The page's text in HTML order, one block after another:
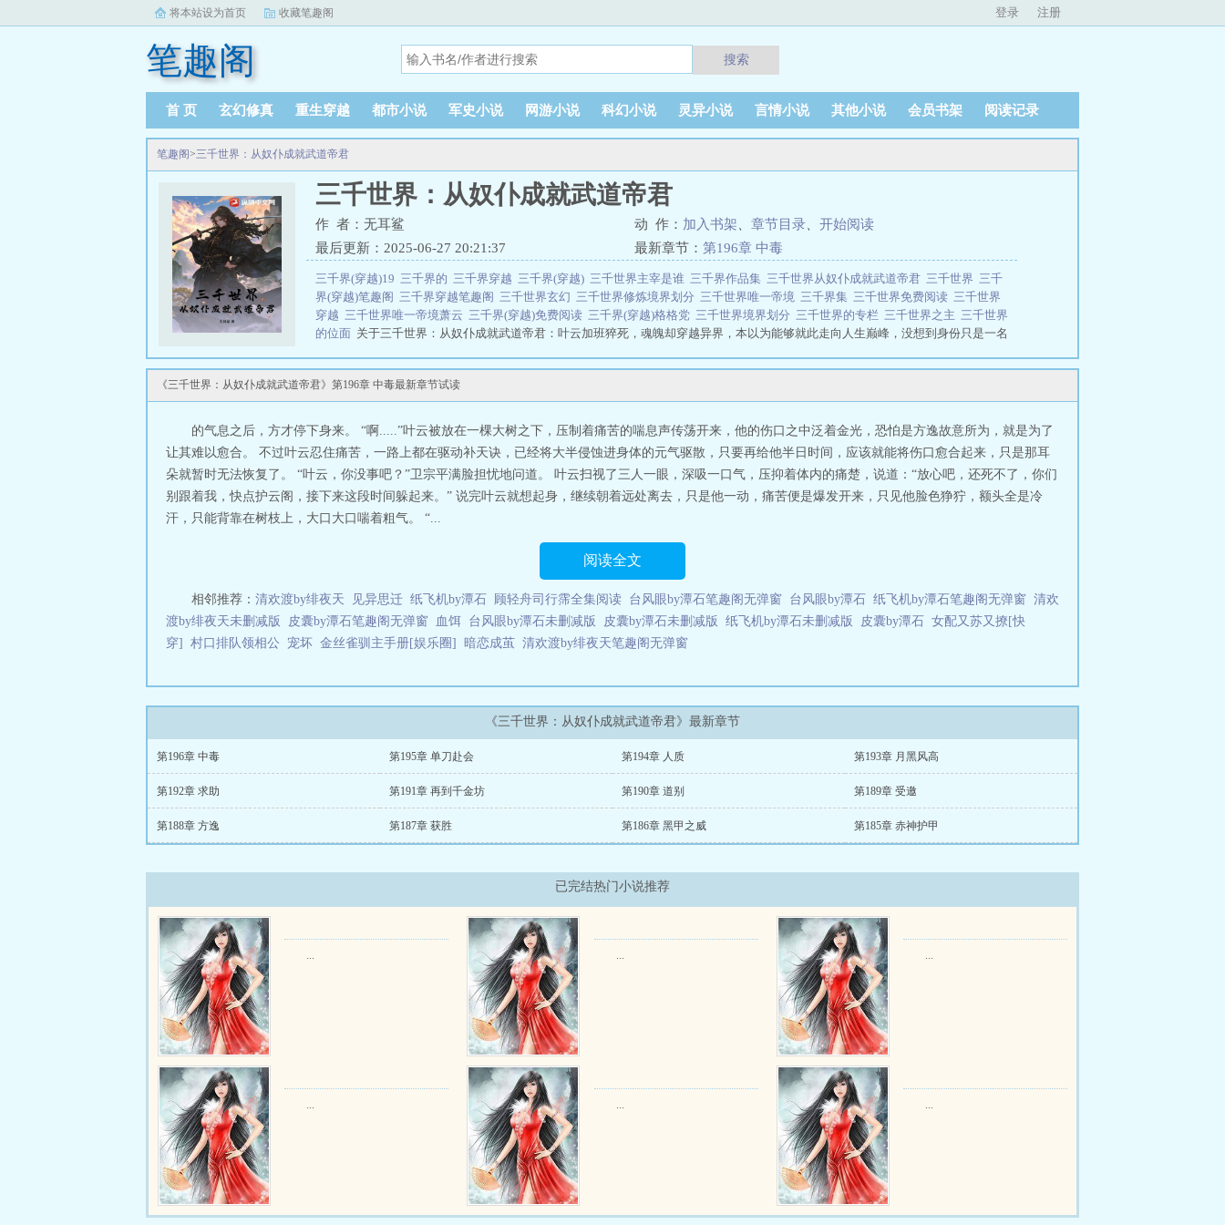
将本站设为首页 收藏笔趣阁 登录 注册
笔趣阁 搜索
首 页 玄幻修真 重生穿越 都市小说 军史小说 网游小说 科幻小说 灵异小说 言情小说 其他小说 会员书架 阅读记录
笔趣阁>三千世界：从奴仆成就武道帝君
三千世界：从奴仆成就武道帝君
作 者：无耳鲨 动 作： 加入书架 章节目录
开始阅读
最后更新：2025-06-27 20:21:37
最新章节： 第196章 中毒
三千界(穿越)19 三千界的 三千界穿越 三千界(穿越) 三千世界主宰是谁 三千界作品集 三千世界从奴仆成就武道帝君 三千世界 三千
界(穿越)笔趣阁 三千界穿越笔趣阁 三千世界玄幻 三千世界修炼境界划分 三千世界唯一帝境 三千界集 三千世界免费阅读 三千世界
穿越 三千世界唯一帝境萧云 三千界(穿越)免费阅读 三千界(穿越)格格党 三千世界境界划分 三千世界的专栏 三千世界之主 三千世界
的位面 关于三千世界：从奴仆成就武道帝君：叶云加班猝死，魂魄却穿越异界，本以为能够就此走向人生巅峰，没想到身份只是一名
香！”三千世界：从奴仆成就武道帝君
《三千世界：从奴仆成就武道帝君》第196章 中毒最新章节试读
的气息之后，方才停下身来。 “啊.....”叶云被放在一棵大树之下，压制着痛苦的喘息声传荡开来，他的伤口之中泛着金光，恐怕是方逸故意所为，就是为了
让其难以愈合。 不过叶云忍住痛苦，一路上都在驱动补天诀，已经将大半侵蚀进身体的元气驱散，只要再给他半日时间，应该就能将伤口愈合起来，只是那耳
朵就暂时无法恢复了。 “叶云，你没事吧？”卫宗平满脸担忧地问道。 叶云扫视了三人一眼，深吸一口气，压抑着体内的痛楚，说道：“放心吧，还死不了，你们
别跟着我，快点护云阁，接下来这段时间躲起来。” 说完叶云就想起身，继续朝着远处离去，只是他一动，痛苦便是爆发开来，只见他脸色狰狞，额头全是冷
汗，只能背靠在树枝上，大口大口喘着粗气。 “...
阅读全文
相邻推荐： 清欢渡by绯夜天 见异思迁 纸飞机by潭石 顾轻舟司行霈全集阅读 台风眼by潭石笔趣阁无弹窗 台风眼by潭石 纸飞机by潭石笔趣阁无弹窗 清欢
渡by绯夜天未删减版
皮囊by潭石笔趣阁无弹窗 血饵 台风眼by潭石未删减版 皮囊by潭石未删减版 纸飞机by潭石未删减版 皮囊by潭石
女配又苏又撩[快
穿]
村口排队领相公 宠坏 金丝雀驯主手册[娱乐圈] 暗恋成茧 清欢渡by绯夜天笔趣阁无弹窗
《三千世界：从奴仆成就武道帝君》最新章节
第196章 中毒 第195章 单刀赴会 第194章 人质 第193章 月黑风高
第192章 求助 第191章 再到千金坊 第190章 道别 第189章 受邀
第188章 方逸 第187章 获胜 第186章 黑甲之威 第185章 赤神护甲
已完结热门小说推荐
... ... ...
... ... ...